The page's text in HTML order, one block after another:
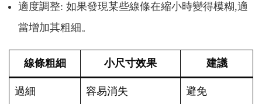
適度調整: 如果發現某些線條在縮小時變得模糊,適
當增加其粗細。
線條粗細 小尺寸效果 建議
過細 容易消失 避免